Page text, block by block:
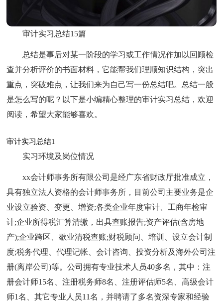
审计实习总结15篇
总结是事后对某一阶段的学习或工作情况作加以回顾检
查并分析评价的书面材料，它能帮我们理顺知识结构，突出
重点，突破难点，让我们来为自己写一份总结吧。总结一般
是怎么写的呢？以下是小编精心整理的审计实习总结，欢迎
阅读，希望大家能够喜欢。
审计实习总结1
实习环境及岗位情况
xx会计师事务所有限公司是经广东省财政厅批准成立，
具有独立法人资格的会计师事务所，目前公司主要业务是企
业设立验资、变更、增资;各类企业年度审计、工商年检审
计;企业所得税汇算清缴，出具查账报告;资产评估(含房地
产);企业跨区、歇业清税查账;财税顾问、培训、设立会计制
度;税务代理、代理记帐、会计咨询、投资分析及海外公司注
册(离岸公司)等。公司拥有专业技术人员40多名，其中：注
册会计师15名、注册税务师8名、注册评估师5名、高级会计
师1名、其它专业人员11名，并聘请了多名资深专家和经验